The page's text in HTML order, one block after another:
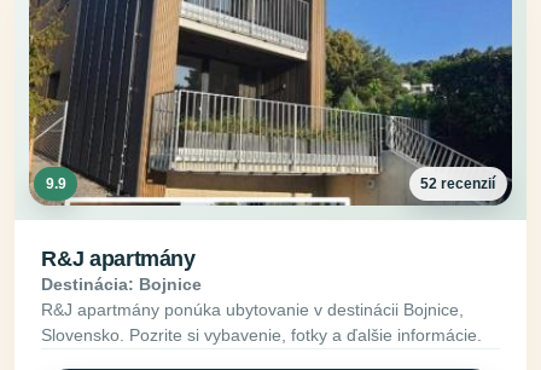
9.9 52 recenzií
R&J apartmány
Destinácia: Bojnice
R&J apartmány ponúka ubytovanie v destinácii Bojnice,
Slovensko. Pozrite si vybavenie, fotky a ďalšie informácie.